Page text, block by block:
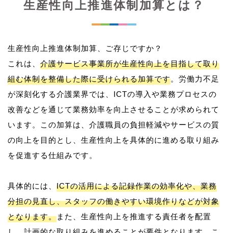
生産性向上推進体制加算とは？
生産性向上推進体制加算、ご存じですか？
これは、 介護サービス事業所が生産性向上を目指して取り
組む体制を整備した際に受けられる加算です。労働力不足
が深刻化する介護業界では、ICTの導入や業務プロセスの
改善などを通じて業務効率を向上させることが求められて
います。この加算は、介護職員の負担軽減やサービスの質
の向上を目的とし、生産性向上を具体的に進める取り組み
を促進する仕組みです。
具体的には、 ICTの活用による記録作業の効率化や、業務
分担の見直し、スタッフの働きやすい環境作りなどが対象
となります。また、生産性向上を推進する責任者を配置